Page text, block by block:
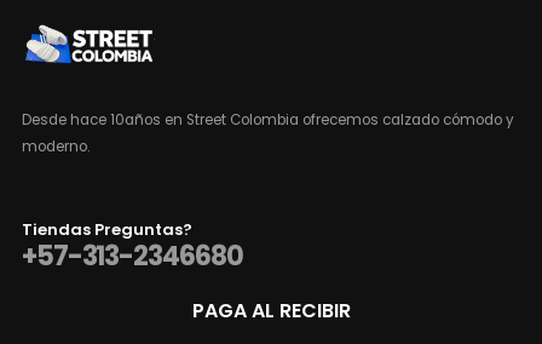
Desde hace 10años en Street Colombia ofrecemos calzado cómodo y
moderno.
Tiendas Preguntas?
+57-313-2346680
PAGA AL RECIBIR